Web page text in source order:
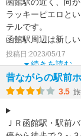
ラッキーピエロと
テルです。
函館駅周辺は新し
んのホテルがオー
昔
続きを読む
投稿日:2023/05/17
昔ながらの駅前
3.5
ＪＲ函館駅・駅前